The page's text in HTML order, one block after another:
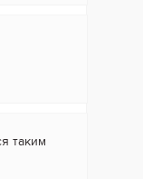
таким